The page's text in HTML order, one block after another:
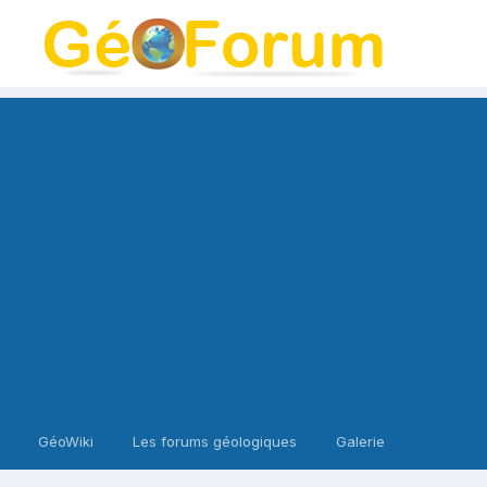
GéoWiki Les forums géologiques Galerie